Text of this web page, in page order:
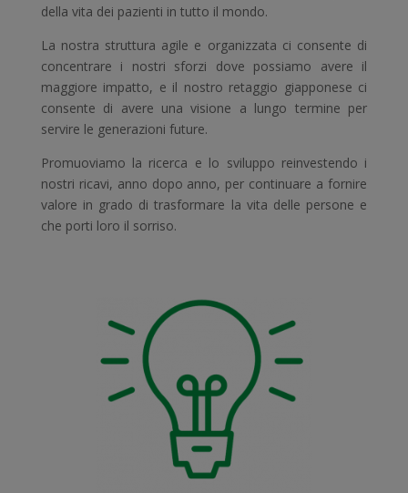
della vita dei pazienti in tutto il mondo.
La nostra struttura agile e organizzata ci consente di
concentrare i nostri sforzi dove possiamo avere il
maggiore impatto, e il nostro retaggio giapponese ci
consente di avere una visione a lungo termine per
servire le generazioni future.
Promuoviamo la ricerca e lo sviluppo reinvestendo i
nostri ricavi, anno dopo anno, per continuare a fornire
valore in grado di trasformare la vita delle persone e
che porti loro il sorriso.